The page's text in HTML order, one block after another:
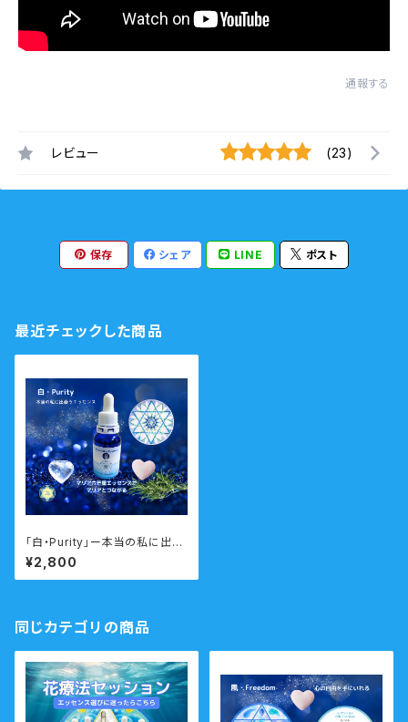
通報する
レビュー (23)
保存 シェア LINE ポスト
最近チェックした商品
「白・Purity」ー本当の私に出会
う・悲しみを癒すー 瞑想音声
ガイド付き ウォーターエッセン
ス・シングル
¥2,800
同じカテゴリの商品